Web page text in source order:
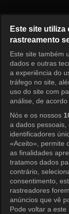
Este site
rastreamento
Este site também
dados e outras
a experiência do
tráfego no site,
uso do site com
análise, de
Nós e os nossos
a dados
identificadores
«Aceito», permite
as finalidades
tratamos dados
contrário,
consentimento,
rastreadores
anúncios que vê
Pode voltar a